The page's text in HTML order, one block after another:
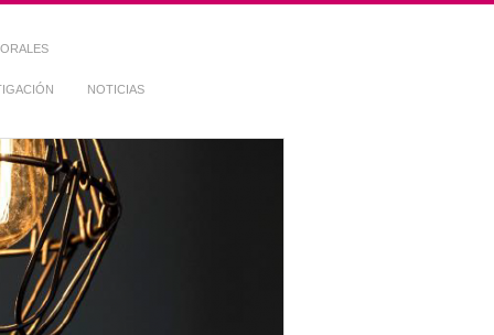
NOTICIAS